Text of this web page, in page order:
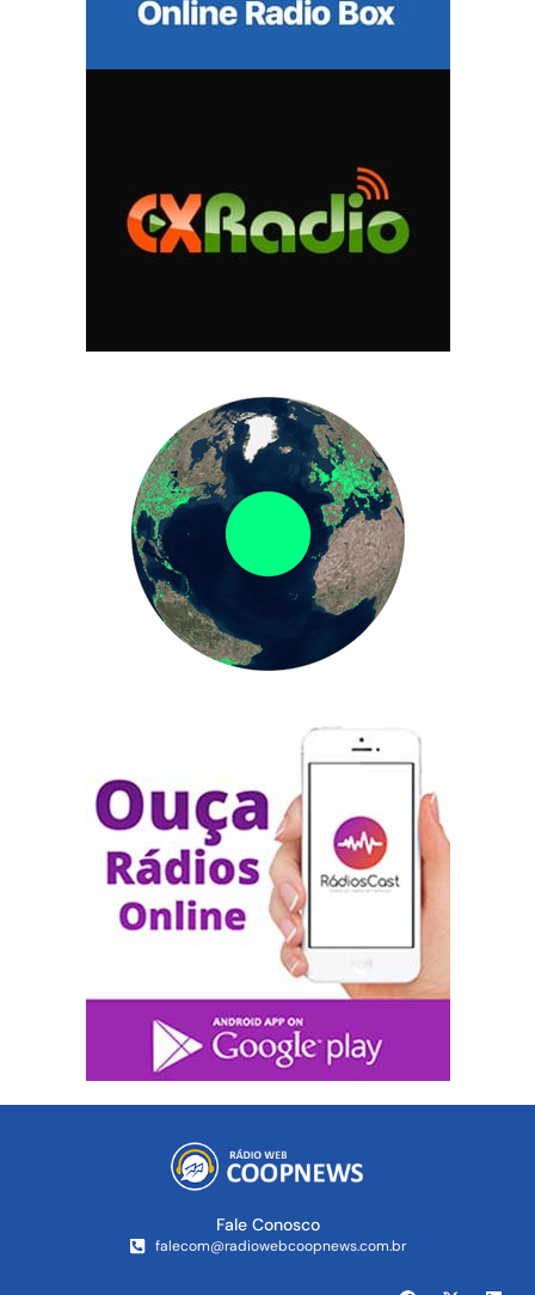
Fale Conosco
falecom@radiowebcoopnews.com.br